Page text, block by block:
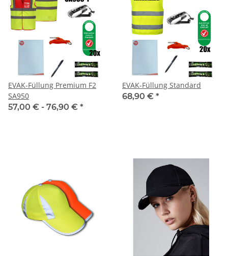
EVAK-Füllung Premium F2
SA950
57,00 € - 76,90 € *
EVAK-Füllung Standard
68,90 € *